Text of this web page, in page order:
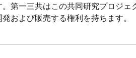
第一三共はこの共同研究プロジェ
および販売する権利を持ちます。